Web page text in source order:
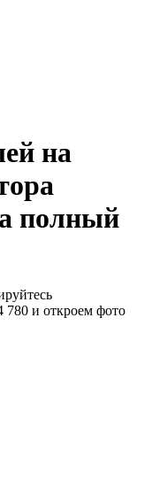
на
полный
780 и откроем фото